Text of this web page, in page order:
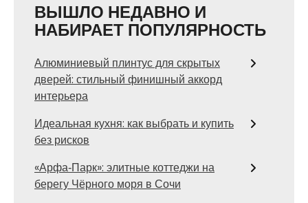
ВЫШЛО НЕДАВНО И
НАБИРАЕТ ПОПУЛЯРНОСТЬ
Алюминиевый плинтус для скрытых
дверей: стильный финишный аккорд
интерьера
Идеальная кухня: как выбрать и купить
без рисков
«Арфа‑Парк»: элитные коттеджи на
берегу Чёрного моря в Сочи